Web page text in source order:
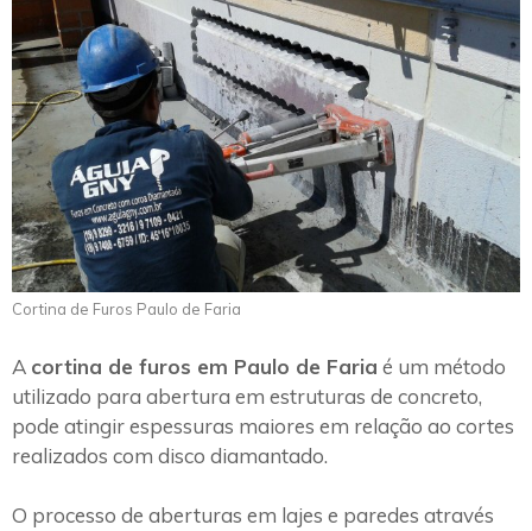
Cortina de Furos Paulo de Faria
A cortina de furos em Paulo de Faria é um método
utilizado para abertura em estruturas de concreto,
pode atingir espessuras maiores em relação ao cortes
realizados com disco diamantado.
O processo de aberturas em lajes e paredes através